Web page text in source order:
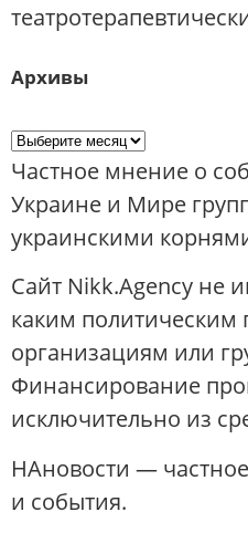
Архивы
Частное мнение о
Украине и Мире
украинскими
Сайт Nikk.Agency не
каким политическим
организациям или
Финансирование
исключительно из
НАновости —
и события.